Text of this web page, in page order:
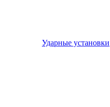
Ударные установки